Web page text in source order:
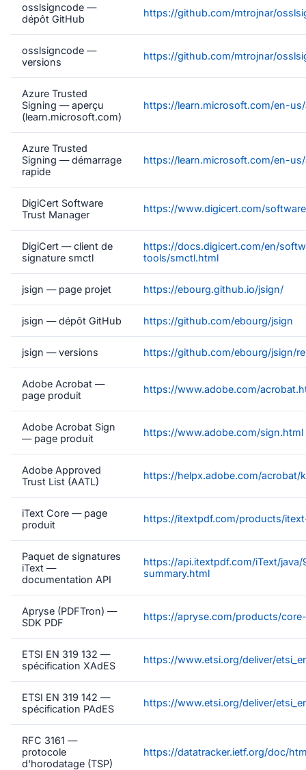
osslsigncode —
dépôt GitHub
https://github.com/mtrojnar/
osslsigncode —
versions
https://github.com/mtrojnar/
Azure Trusted
Signing — aperçu
(learn.microsoft.com)
https://learn.microsoft.com/en-
Azure Trusted
Signing — démarrage
rapide
https://learn.microsoft.com/en-
DigiCert Software
Trust Manager
https://www.digicert.com/
DigiCert — client de
signature smctl
https://docs.digicert.com/en/
tools/smctl.html
jsign — page projet https://ebourg.github.io/jsign/
jsign — dépôt GitHub https://github.com/ebourg/jsign
jsign — versions https://github.com/ebourg/jsign/
Adobe Acrobat —
page produit
https://www.adobe.com/
Adobe Acrobat Sign
— page produit
https://www.adobe.com/sign.html
Adobe Approved
Trust List (AATL)
https://helpx.adobe.com/
iText Core — page
produit
https://itextpdf.com/products/
Paquet de signatures
iText —
documentation API
https://api.itextpdf.com/iText/
summary.html
Apryse (PDFTron) —
SDK PDF
https://apryse.com/products/
ETSI EN 319 132 —
spécification XAdES
https://www.etsi.org/deliver/
ETSI EN 319 142 —
spécification PAdES
https://www.etsi.org/deliver/
RFC 3161 —
protocole
d'horodatage (TSP)
https://datatracker.ietf.org/doc/